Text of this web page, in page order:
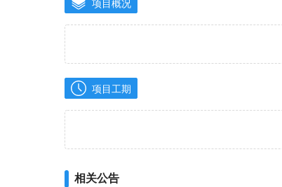
项目概况
项目工期
相关公告